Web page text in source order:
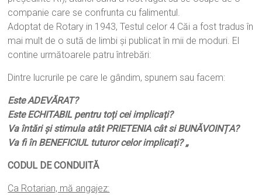
companie care se confrunta cu falimentul.
Adoptat de Rotary in 1943, Testul celor 4 Căi a fost tradus în
mai mult de o sută de limbi și publicat în mii de moduri. El
contine următoarele patru întrebări:
Dintre lucrurile pe care le gândim, spunem sau facem:
Este ADEVĂRAT?
Este ECHITABIL pentru toți cei implicați?
Va întări şi stimula atât PRIETENIA cât si BUNĂVOINȚA?
Va fi în BENEFICIUL tuturor celor implicați? „
CODUL DE CONDUITĂ
Ca Rotarian, mă angajez: